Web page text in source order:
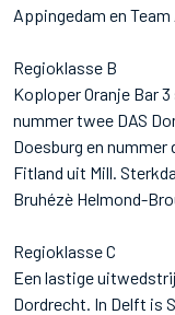
Appingedam en Team
Regioklasse B
Koploper Oranje Bar
nummer twee DAS
Doesburg en
Fitland uit Mill.
Bruhézè Helmond-
Regioklasse C
Een lastige
Dordrecht. In Delft is